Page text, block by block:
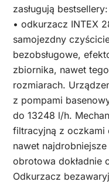
zasługują bestsellery:
• odkurzacz INTEX
samojezdny
bezobsługowe,
zbiornika, nawet
rozmiarach.
z pompami
do 13248 l/h.
filtracyjną z oczkami
nawet
obrotowa dokładnie
Odkurzacz